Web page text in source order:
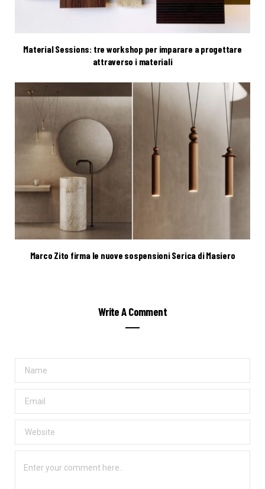
Material Sessions: tre workshop per imparare a progettare
attraverso i materiali
Marco Zito firma le nuove sospensioni Serica di Masiero
Write A Comment